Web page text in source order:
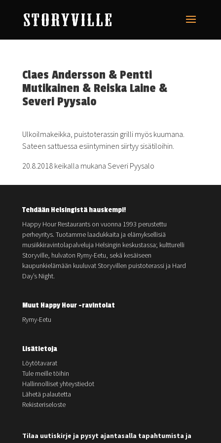
Claes Andersson & Pentti
Mutikainen & Reiska Laine &
Severi Pyysalo
Ulkoilmakeikka, puistoterassin grilli myös kuumana.
Sateen sattuessa esiintyminen siirtyy sisätiloihin.
20.8.2018 keikalla mukana Severi Pyysalo
Tehdään Helsingistä hauskempi!
Happy Hour Restaurants on vuonna 1993 perustettu
perheyritys. Tuotamme laadukkaita ja elämyksellisiä
musiikkiravintolapalveluja Helsingin keskustassa; kultturelli
Storyville, hulvaton Rymy-Eetu, sekä kesäiseen
kaupunkielämään kuuluvat Storyvillen puistoterassi ja Hard
Day’s Night.
Muut Happy Hour -ravintolat
Rymy-Eetu
Lisätietoja
Löytötavarat
Tule meille töihin
Hallinnolliset yhteystiedot
Lähetä palautetta
Rekisteriseloste
Tilaa uutiskirje ja pysyt ajantasalla tapahtumista ja